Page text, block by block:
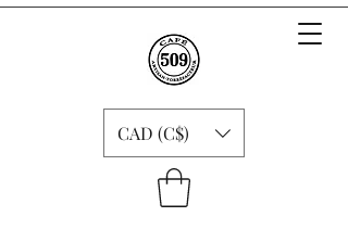
CAD (C$)